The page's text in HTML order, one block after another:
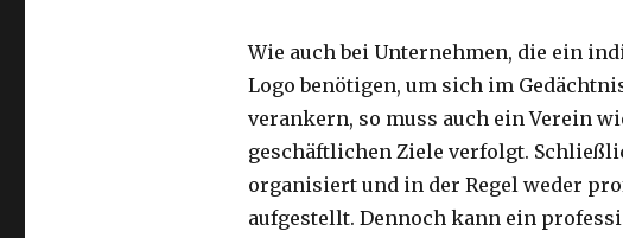
Wie auch bei Unternehmen, die ein
Logo benötigen, um sich im
verankern, so muss auch ein Verein
geschäftlichen Ziele verfolgt.
organisiert und in der Regel weder
aufgestellt. Dennoch kann ein